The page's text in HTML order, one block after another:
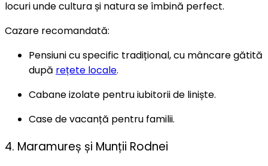
locuri unde cultura și natura se îmbină perfect.
Cazare recomandată:
Pensiuni cu specific tradițional, cu mâncare gătită
după rețete locale.
Cabane izolate pentru iubitorii de liniște.
Case de vacanță pentru familii.
4. Maramureș și Munții Rodnei